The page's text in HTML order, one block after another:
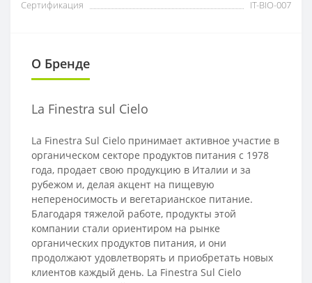
Сертификация
IT-BIO-007
О Бренде
La Finestra sul Cielo
La Finestra Sul Cielo принимает активное участие в
органическом секторе продуктов питания с 1978
года, продает свою продукцию в Италии и за
рубежом и, делая акцент на пищевую
непереносимость и вегетарианское питание.
Благодаря тяжелой работе, продукты этой
компании стали ориентиром на рынке
органических продуктов питания, и они
продолжают удовлетворять и приобретать новых
клиентов каждый день. La Finestra Sul Cielo